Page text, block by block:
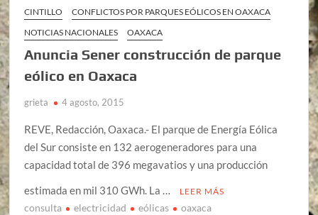
CINTILLO
CONFLICTOS POR PARQUES EÓLICOS EN OAXACA
NOTICIAS NACIONALES
OAXACA
Anuncia Sener construcción de parque
eólico en Oaxaca
grieta 4 agosto, 2015
REVE, Redacción, Oaxaca.- El parque de Energía Eólica
del Sur consiste en 132 aerogeneradores para una
capacidad total de 396 megavatios y una producción
estimada en mil 310 GWh. La …
LEER MÁS
consulta electricidad eólicas oaxaca